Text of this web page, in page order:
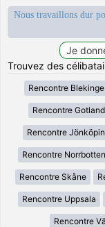
Nous travaillons dur
Trouvez des
Rencontre Blekinge
Rencontre Gotland
Rencontre
Rencontre Norrbotten
Rencontre Skåne
Rencontre Uppsala
Rencontre